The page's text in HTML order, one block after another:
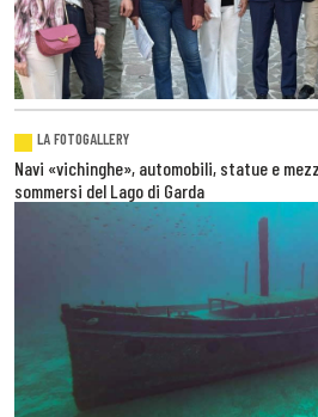
LA FOTOGALLERY
Navi «vichinghe», automobili, statue e
sommersi del Lago di Garda